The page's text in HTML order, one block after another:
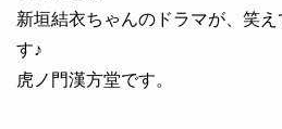
新垣結衣ちゃんのドラマが、笑
す♪
虎ノ門漢方堂です。